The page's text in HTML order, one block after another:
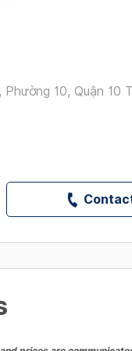
Phường 10, Quận 10